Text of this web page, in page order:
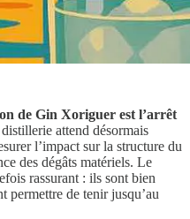
de Gin Xoriguer est l’arrêt
attend désormais
l’impact sur la structure du
des dégâts matériels. Le
rassurant : ils sont bien
permettre de tenir jusqu’au